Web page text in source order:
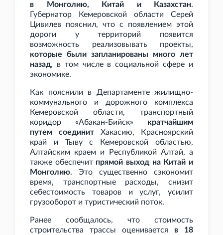
в Монголию, Китай и Казахстан.
Губернатор Кемеровской области Серей
Цивилев пояснил, что с появлением этой
дороги у территорий появится
возможность реализовывать проекты,
которые были запланированы много лет
назад, в том числе в социальной сфере и
экономике.
Как пояснили в Департаменте жилищно-
коммунального и дорожного комплекса
Кемеровской области, транспортный
коридор «Абакан-Бийск» кратчайшим
путем соединит Хакасию, Красноярский
край и Тыву с Кемеровской областью,
Алтайским краем и Республикой Алтай, а
также обеспечит прямой выход на Китай и
Монголию. Это существенно сэкономит
время, транспортные расходы, снизит
себестоимость товаров и услуг, усилит
грузооборот и туристический поток.
Ранее сообщалось, что стоимость
строительства трассы оценивается в 18